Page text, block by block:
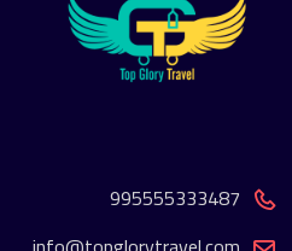
995555333487